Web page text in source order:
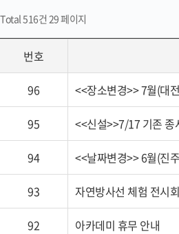
Total 516건 29 페이지
번호
96 <<장소변경>> 7월(대
95 <<신설>>7/17 기존 종
94 <<날짜변경>> 6월(진
93 자연방사선 체험 전시
92 아카데미 휴무 안내